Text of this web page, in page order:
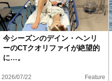
今シーズンのデイン・ヘンリ
ーのCTクオリファイが絶望的
に…。
2026/07/22 Feature